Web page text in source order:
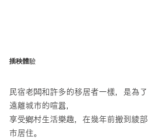
插秧體驗
民宿老闆和許多的移居者一樣，是為了
遠離城市的喧囂，
享受鄉村生活樂趣，在幾年前搬到綾部
市居住。